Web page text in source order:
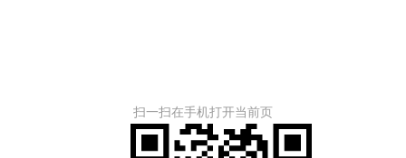
扫一扫在手机打开当前页